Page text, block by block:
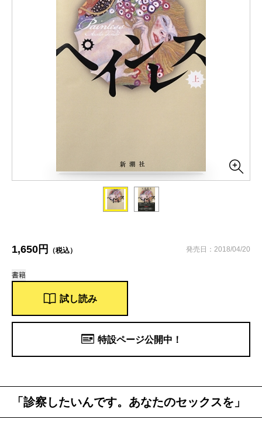
1,650円 （税込） 発売日：2018/04/20
書籍
試し読み
特設ページ公開中！
「診察したいんです。あなたのセックスを」